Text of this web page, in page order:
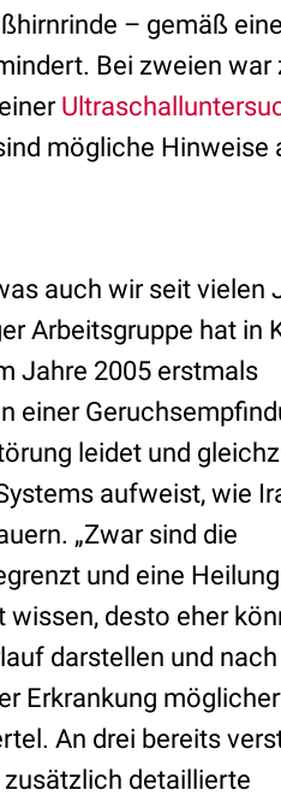
– gemäß
Bei zweien war
mögliche Hinweise
auch wir seit vielen
Arbeitsgruppe hat in
Jahre 2005 erstmals
einer
leidet und
aufweist, wie
„Zwar sind die
und eine
desto eher
darstellen und nach
Erkrankung
An drei bereits
detaillierte